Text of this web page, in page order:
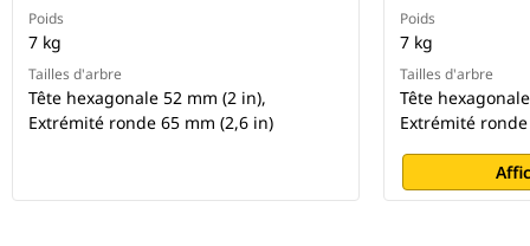
Poids
7 kg
Tailles d'arbre
Tête hexagonale 52 mm (2 in),
Extrémité ronde 65 mm (2,6 in)
Poids
7 kg
Tailles d'arbre
Tête
Extrémité